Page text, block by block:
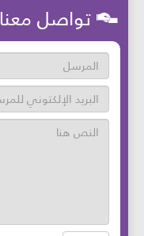
تواصل معنا